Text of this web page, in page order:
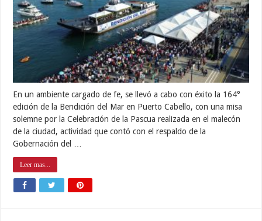
En un ambiente cargado de fe, se llevó a cabo con éxito la 164°
edición de la Bendición del Mar en Puerto Cabello, con una misa
solemne por la Celebración de la Pascua realizada en el malecón
de la ciudad, actividad que contó con el respaldo de la
Gobernación del …
Leer mas...